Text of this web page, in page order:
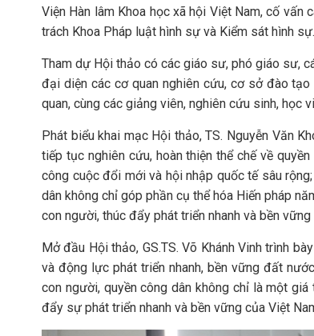
Viện Hàn lâm Khoa học xã hội Việt Nam, cố vấn
trách Khoa Pháp luật hình sự và Kiểm sát hình sự.
Tham dự Hội thảo có các giáo sư, phó giáo sư,
đại diện các cơ quan nghiên cứu, cơ sở đào
quan, cùng các giảng viên, nghiên cứu sinh, học
Phát biểu khai mạc Hội thảo, TS. Nguyễn Văn
tiếp tục nghiên cứu, hoàn thiện thể chế về
công cuộc đổi mới và hội nhập quốc tế sâu
dân không chỉ góp phần cụ thể hóa Hiến pháp
con người, thúc đẩy phát triển nhanh và bền
Mở đầu Hội thảo, GS.TS. Võ Khánh Vinh trình
và động lực phát triển nhanh, bền vững đất
con người, quyền công dân không chỉ là một
đẩy sự phát triển nhanh và bền vững của Việt